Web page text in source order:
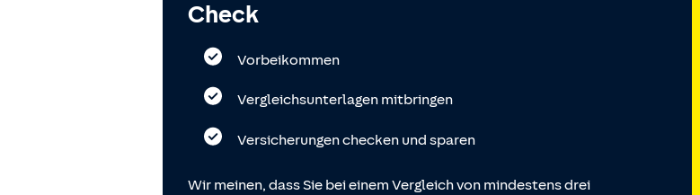
Check
Vorbeikommen
Vergleichsunterlagen mitbringen
Versicherungen checken und sparen
Wir meinen, dass Sie bei einem Vergleich von mindestens drei